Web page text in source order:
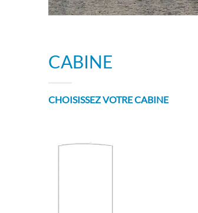
CABINE
CHOISISSEZ VOTRE CABINE